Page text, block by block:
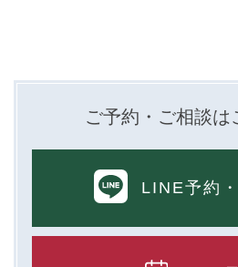
ご予約・ご相談は
LINE予約